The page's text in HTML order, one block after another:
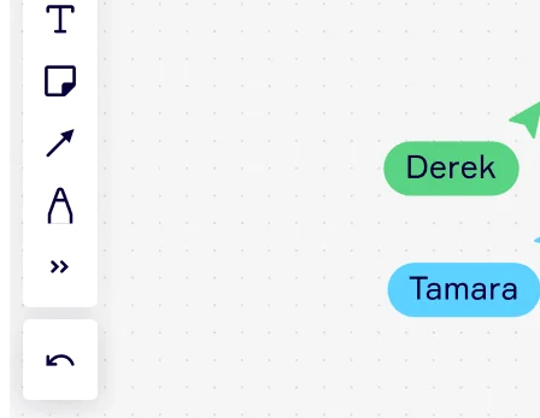
Documentos
Slides
Casos de uso
Explore o Miroverse
Geral
Diagramas
Mapas mentais
Mapas conceituais
Mapeamento de processos
Design técnico e documentação